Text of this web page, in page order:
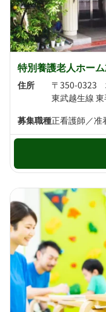
特別養護老人ホー
住所
〒350-0323
募集職種正看護師／准